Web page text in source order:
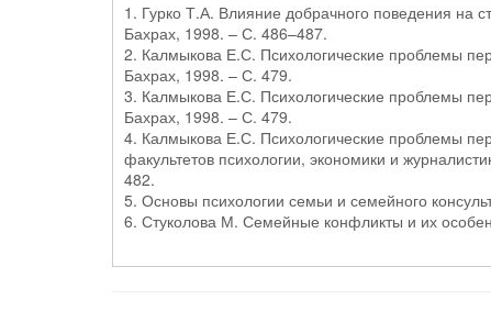
1. Гурко Т.А. Влияние добрачного поведения на
Бахрах, 1998. – С. 486–487.
2. Калмыкова Е.С. Психологические проблемы
Бахрах, 1998. – С. 479.
3. Калмыкова Е.С. Психологические проблемы
Бахрах, 1998. – С. 479.
4. Калмыкова Е.С. Психологические проблемы
факультетов психологии, экономики и
482.
5. Основы психологии семьи и семейного
6. Стуколова М. Семейные конфликты и их